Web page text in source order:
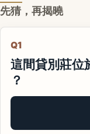
先猜，再揭曉
Q1
這間貸別莊位
？